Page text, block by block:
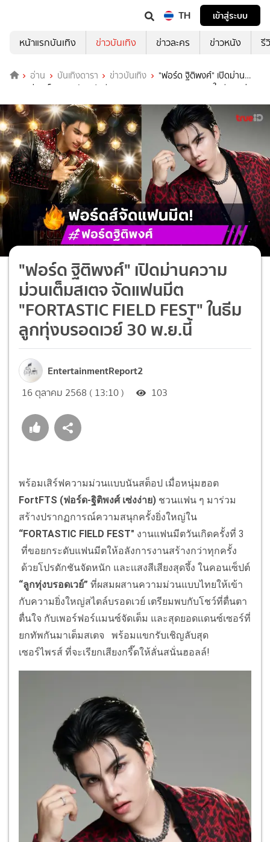
TH
เข้าสู่ระบบ
หน้าแรกบันเทิง
ข่าวบันเทิง ข่าวละคร ข่าวหนัง รี
อ่าน บันเทิงดารา ข่าวบันเทิง
"ฟอร์ด ฐิติพงศ์" เปิดม่าน
ความม่วนเต็มสเตจ จัดแฟนมีต "FORTASTIC FIELD FEST" ในธีมลูกทุ่ง
"ฟอร์ด ฐิติพงศ์" เปิดม่านความ
ม่วนเต็มสเตจ จัดแฟนมีต
"FORTASTIC FIELD FEST" ในธีม
ลูกทุ่งบรอดเวย์ 30 พ.ย.นี้
EntertainmentReport2
16 ตุลาคม 2568 ( 13:10 ) 103
พร้อมเสิร์ฟความม่วนเเบบนันสต็อป เมื่อหนุ่มฮอต
FortFTS (ฟอร์ด-ฐิติพงศ์ เซ่งง่าย) ชวนแฟน ๆ มาร่วม
สร้างปรากฏการณ์ความสนุกครั้งยิ่งใหญ่ใน
“FORTASTIC FIELD FEST" งานแฟนมีตวันเกิดครั้งที่ 3
ที่ขอยกระดับแฟนมีตให้อลังการงานสร้างกว่าทุกครั้ง
ด้วยโปรดักชันจัดหนัก และเเสงสีเสียงสุดจึ้ง ในคอนเซ็ปต์
“ลูกทุ่งบรอดเวย์” ที่ผสมผสานความม่วนแบบไทยให้เข้า
กับความยิ่งใหญ่สไตล์บรอดเวย์ เตรียมพบกับโชว์ที่ตื่นตา
ตื่นใจ กับเพอร์ฟอร์เเมนซ์จัดเต็ม และสุดยอดเเดนซ์เซอร์ที่
ยกทัพกันมาเต็มสเตจ พร้อมแขกรับเชิญลับสุด
เซอร์ไพรส์ ที่จะเรียกเสียงกรี๊ดให้ลั่นสนั่นฮอลล์!